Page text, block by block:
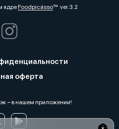
ядреFoodpicássover. 3.2
оферта
− в нашем приложении!